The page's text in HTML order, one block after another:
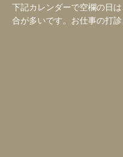
下記カレンダーで空欄の日
合が多いです。お仕事の打